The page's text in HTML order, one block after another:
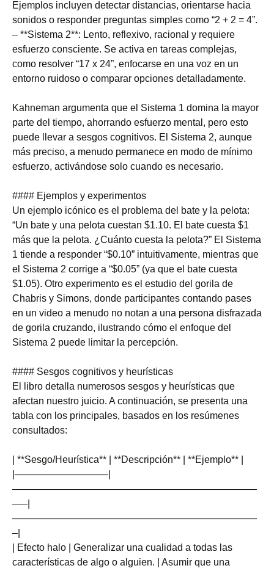
Ejemplos incluyen detectar distancias, orientarse hacia
sonidos o responder preguntas simples como “2 + 2 = 4”.
– **Sistema 2**: Lento, reflexivo, racional y requiere
esfuerzo consciente. Se activa en tareas complejas,
como resolver “17 x 24”, enfocarse en una voz en un
entorno ruidoso o comparar opciones detalladamente.
Kahneman argumenta que el Sistema 1 domina la mayor
parte del tiempo, ahorrando esfuerzo mental, pero esto
puede llevar a sesgos cognitivos. El Sistema 2, aunque
más preciso, a menudo permanece en modo de mínimo
esfuerzo, activándose solo cuando es necesario.
#### Ejemplos y experimentos
Un ejemplo icónico es el problema del bate y la pelota:
“Un bate y una pelota cuestan $1.10. El bate cuesta $1
más que la pelota. ¿Cuánto cuesta la pelota?” El Sistema
1 tiende a responder “$0.10” intuitivamente, mientras que
el Sistema 2 corrige a “$0.05” (ya que el bate cuesta
$1.05). Otro experimento es el estudio del gorila de
Chabris y Simons, donde participantes contando pases
en un video a menudo no notan a una persona disfrazada
de gorila cruzando, ilustrando cómo el enfoque del
Sistema 2 puede limitar la percepción.
#### Sesgos cognitivos y heurísticas
El libro detalla numerosos sesgos y heurísticas que
afectan nuestro juicio. A continuación, se presenta una
tabla con los principales, basados en los resúmenes
consultados:
| **Sesgo/Heurística** | **Descripción** | **Ejemplo** |
|—————————–|
—————————————————————————
—–|
—————————————————————————
–|
| Efecto halo | Generalizar una cualidad a todas las
características de algo o alguien. | Asumir que una